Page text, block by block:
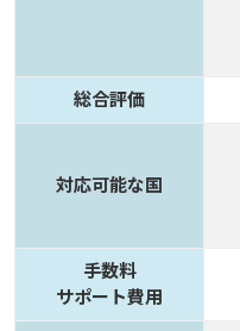
総合評価
対応可能な国
手数料
サポート費用